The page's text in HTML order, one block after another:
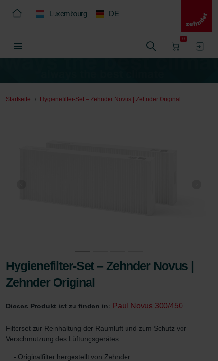
Luxembourg DE
0
Startseite Hygienefilter-Set – Zehnder Novus | Zehnder Original
Hygienefilter-Set – Zehnder Novus |
Zehnder Original
Dieses Produkt ist zu finden in: Paul Novus 300/450
Filterset zur Reinhaltung der Raumluft und zum Schutz vor
Verschmutzung des Lüftungsgerätes
- Originalfilter hergestellt von Zehnder